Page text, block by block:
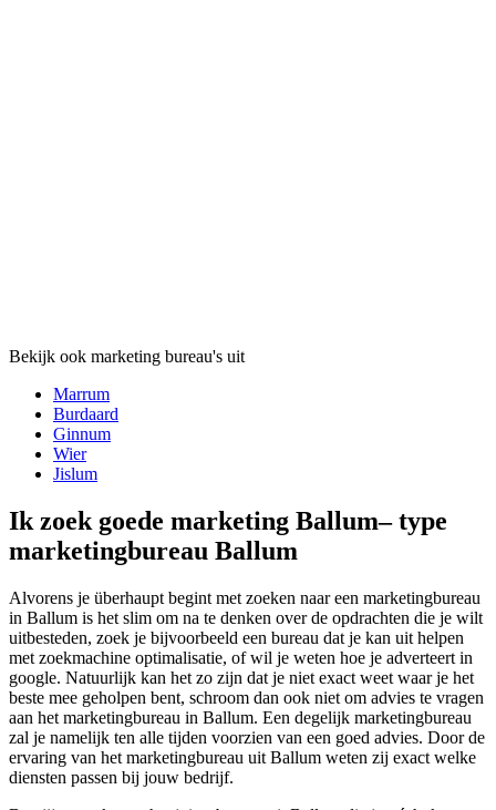
Bekijk ook marketing bureau's uit
Marrum
Burdaard
Ginnum
Wier
Jislum
Ik zoek goede marketing Ballum– type
marketingbureau Ballum
Alvorens je überhaupt begint met zoeken naar een marketingbureau
in Ballum is het slim om na te denken over de opdrachten die je wilt
uitbesteden, zoek je bijvoorbeeld een bureau dat je kan uit helpen
met zoekmachine optimalisatie, of wil je weten hoe je adverteert in
google. Natuurlijk kan het zo zijn dat je niet exact weet waar je het
beste mee geholpen bent, schroom dan ook niet om advies te vragen
aan het marketingbureau in Ballum. Een degelijk marketingbureau
zal je namelijk ten alle tijden voorzien van een goed advies. Door de
ervaring van het marketingbureau uit Ballum weten zij exact welke
diensten passen bij jouw bedrijf.